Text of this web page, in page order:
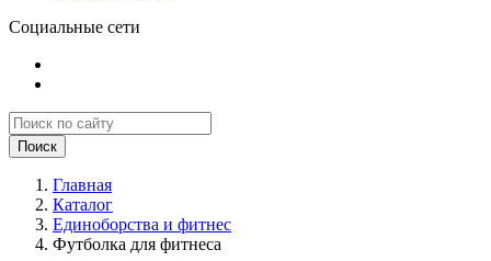
Социальные сети
Поиск
Главная
Каталог
Единоборства и фитнес
Футболка для фитнеса